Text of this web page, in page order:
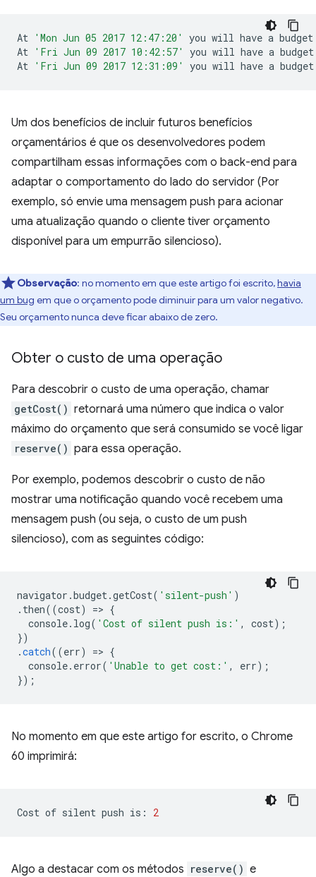
At 'Mon Jun 05 2017 12:47:20' you will have a budget
At 'Fri Jun 09 2017 10:42:57' you will have a budget
At 'Fri Jun 09 2017 12:31:09' you will have a budget
Um dos benefícios de incluir futuros benefícios
orçamentários é que os desenvolvedores podem
compartilham essas informações com o back-end para
adaptar o comportamento do lado do servidor (Por
exemplo, só envie uma mensagem push para acionar
uma atualização quando o cliente tiver orçamento
disponível para um empurrão silencioso).
Observação: no momento em que este artigo foi escrito,havia
um bug em que o orçamento pode diminuir para um valor negativo.
Seu orçamento nunca deve ficar abaixo de zero.
Obter o custo de uma operação
Para descobrir o custo de uma operação, chamar
getCost() retornará uma número que indica o valor
máximo do orçamento que será consumido se você ligar
reserve() para essa operação.
Por exemplo, podemos descobrir o custo de não
mostrar uma notificação quando você recebem uma
mensagem push (ou seja, o custo de um push
silencioso), com as seguintes código:
navigator .budget.getCost( 'silent-push' )
. then((cost) => {
console. log( 'Cost of silent push is:' , cost);
})
.catch((err) => {
console. error( 'Unable to get cost:' , err);
});
No momento em que este artigo for escrito, o Chrome
60 imprimirá:
Cost of silent push is: 2
Algo a destacar com os métodos reserve() e